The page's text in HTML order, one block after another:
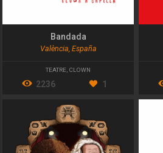
Bandada
València, España
TEATRE CLOWN
2236 1